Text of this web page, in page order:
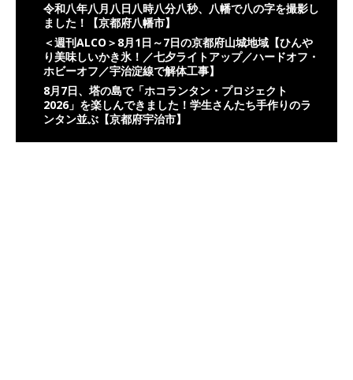
令和八年八月八日八時八分八秒、八幡で八の字を撮影し
ました！【京都府八幡市】
＜週刊ALCO＞8月1日～7日の京都府山城地域【ひんや
り美味しいかき氷！／七夕ライトアップ／ハードオフ・
ホビーオフ／宇治淀線で解体工事】
8月7日、塔の島で「ホコランタン・プロジェクト
2026」を楽しんできました！学生さんたち手作りのラ
ンタン並ぶ【京都府宇治市】